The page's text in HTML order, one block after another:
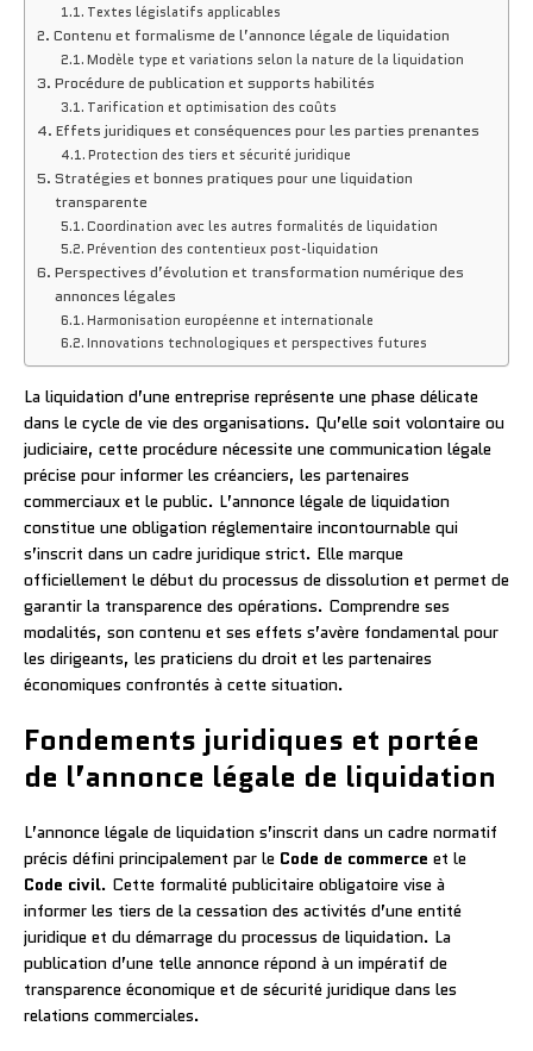
Textes législatifs applicables
Contenu et formalisme de l’annonce légale de liquidation
Modèle type et variations selon la nature de la liquidation
Procédure de publication et supports habilités
Tarification et optimisation des coûts
Effets juridiques et conséquences pour les parties prenantes
Protection des tiers et sécurité juridique
Stratégies et bonnes pratiques pour une liquidation
transparente
Coordination avec les autres formalités de liquidation
Prévention des contentieux post-liquidation
Perspectives d’évolution et transformation numérique des
annonces légales
Harmonisation européenne et internationale
Innovations technologiques et perspectives futures
La liquidation d’une entreprise représente une phase délicate
dans le cycle de vie des organisations. Qu’elle soit volontaire ou
judiciaire, cette procédure nécessite une communication légale
précise pour informer les créanciers, les partenaires
commerciaux et le public. L’annonce légale de liquidation
constitue une obligation réglementaire incontournable qui
s’inscrit dans un cadre juridique strict. Elle marque
officiellement le début du processus de dissolution et permet de
garantir la transparence des opérations. Comprendre ses
modalités, son contenu et ses effets s’avère fondamental pour
les dirigeants, les praticiens du droit et les partenaires
économiques confrontés à cette situation.
Fondements juridiques et portée
de l’annonce légale de liquidation
L’annonce légale de liquidation s’inscrit dans un cadre normatif
précis défini principalement par le Code de commerce et le
Code civil. Cette formalité publicitaire obligatoire vise à
informer les tiers de la cessation des activités d’une entité
juridique et du démarrage du processus de liquidation. La
publication d’une telle annonce répond à un impératif de
transparence économique et de sécurité juridique dans les
relations commerciales.